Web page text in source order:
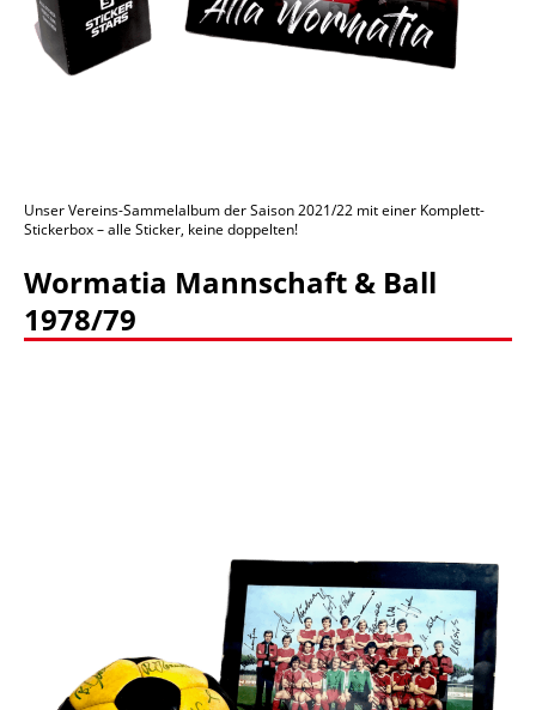
Unser Vereins-Sammelalbum der Saison 2021/22 mit einer Komplett-
Stickerbox – alle Sticker, keine doppelten!
Wormatia Mannschaft & Ball
1978/79